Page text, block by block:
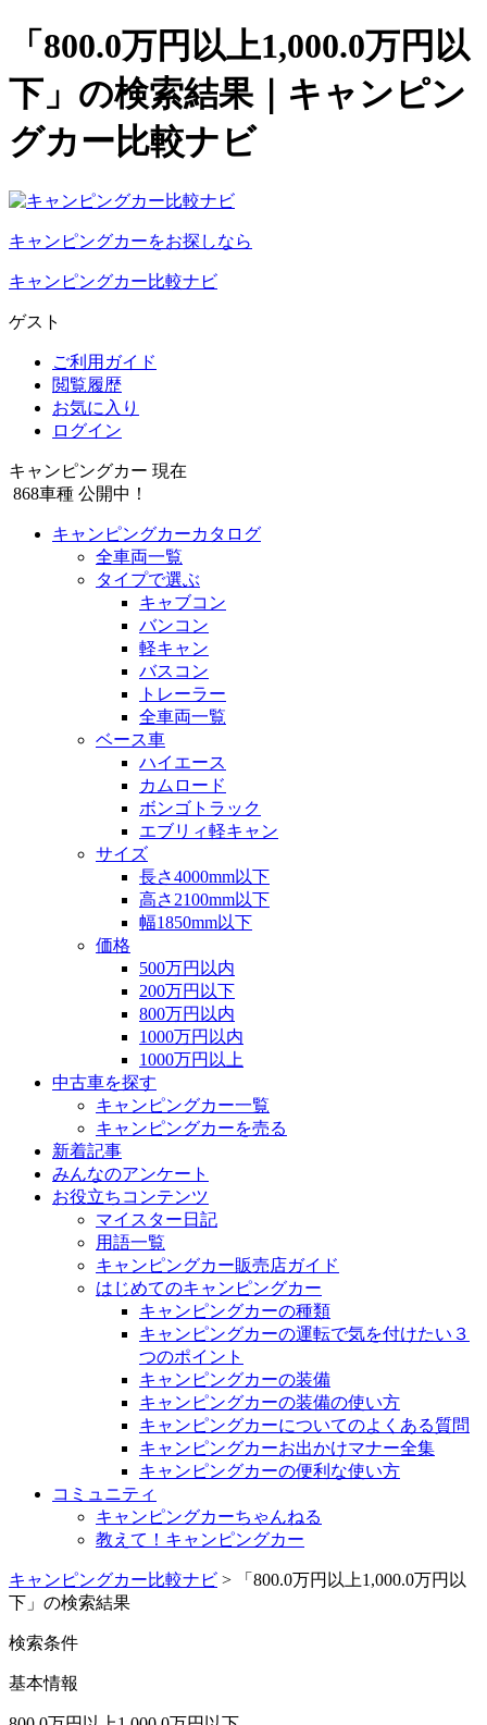
「800.0万円以上1,000.0万円以
下」の検索結果｜キャンピン
グカー比較ナビ
キャンピングカーをお探しなら
キャンピングカー比較ナビ
ゲスト
ご利用ガイド
閲覧履歴
お気に入り
ログイン
キャンピングカー 現在
868車種 公開中！
キャンピングカーカタログ
全車両一覧
タイプで選ぶ
キャブコン
バンコン
軽キャン
バスコン
トレーラー
全車両一覧
ベース車
ハイエース
カムロード
ボンゴトラック
エブリィ軽キャン
サイズ
長さ4000mm以下
高さ2100mm以下
幅1850mm以下
価格
500万円以内
200万円以下
800万円以内
1000万円以内
1000万円以上
中古車を探す
キャンピングカー一覧
キャンピングカーを売る
新着記事
みんなのアンケート
お役立ちコンテンツ
マイスター日記
用語一覧
キャンピングカー販売店ガイド
はじめてのキャンピングカー
キャンピングカーの種類
キャンピングカーの運転で気を付けたい３
つのポイント
キャンピングカーの装備
キャンピングカーの装備の使い方
キャンピングカーについてのよくある質問
キャンピングカーお出かけマナー全集
キャンピングカーの便利な使い方
コミュニティ
キャンピングカーちゃんねる
教えて！キャンピングカー
キャンピングカー比較ナビ >
「800.0万円以上1,000.0万円以
下」の検索結果
検索条件
基本情報